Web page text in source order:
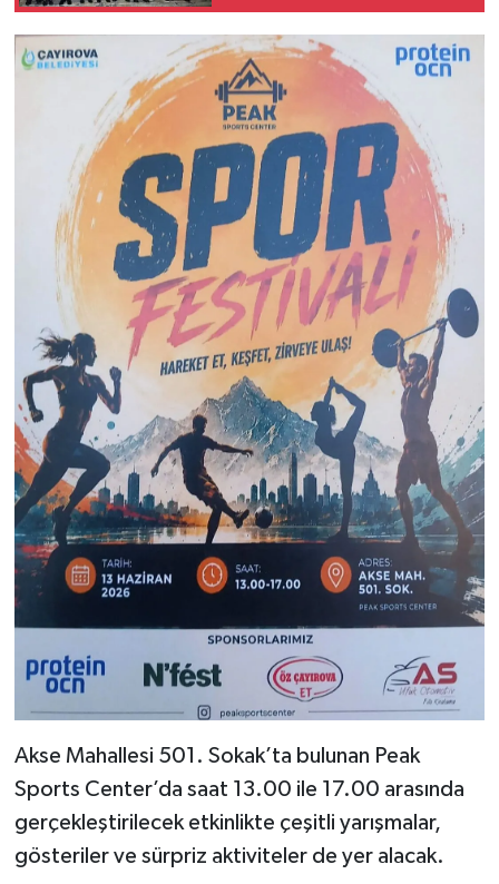
Akse Mahallesi 501. Sokak’ta bulunan Peak
Sports Center’da saat 13.00 ile 17.00 arasında
gerçekleştirilecek etkinlikte çeşitli yarışmalar,
gösteriler ve sürpriz aktiviteler de yer alacak.